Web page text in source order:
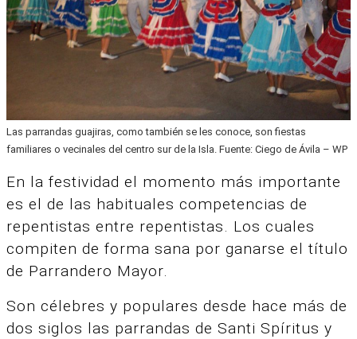
Las parrandas guajiras, como también se les conoce, son fiestas
familiares o vecinales del centro sur de la Isla. Fuente: Ciego de Ávila – WP
En la festividad el momento más importante
es el de las habituales competencias de
repentistas entre repentistas. Los cuales
compiten de forma sana por ganarse el título
de Parrandero Mayor.
Son célebres y populares desde hace más de
dos siglos las parrandas de Santi Spíritus y